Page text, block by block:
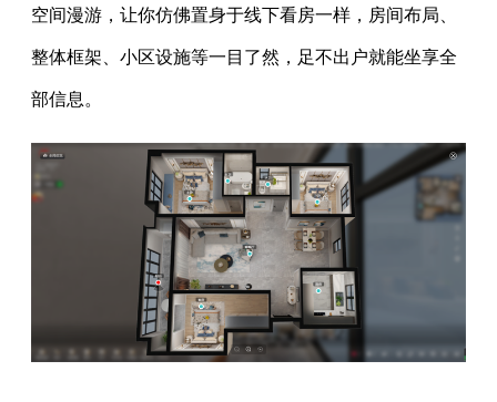
空间漫游，让你仿佛置身于线下看房一样，房间布局、
整体框架、小区设施等一目了然，足不出户就能坐享全
部信息。